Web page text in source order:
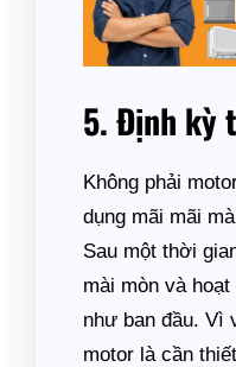
5. Định kỳ
Không phải
dụng mãi mãi
Sau một thời
mài mòn và
như ban đầu. Vì
motor là cần